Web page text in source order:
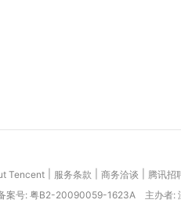
Tencent 服务条款 商务洽谈
腾讯招
案号: 粤B2-20090059-1623A 主办者: